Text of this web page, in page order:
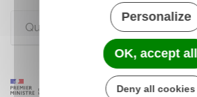
Questions ? Réponses !
Personalize
OK, accept all
Deny all cookies